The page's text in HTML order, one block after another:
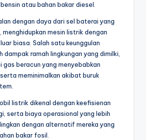
atau bahan bakar diesel.
dengan daya dari sel baterai yang
mesin listrik dengan
biasa. Salah satu keunggulan
dampak ramah lingkungan yang dimilki,
gas beracun yang menyebabkan
meminimalkan akibat buruk
listrik dikenal dengan keefisienan
serta biaya operasional yang lebih
dengan alternatif mereka yang
bakar fosil.